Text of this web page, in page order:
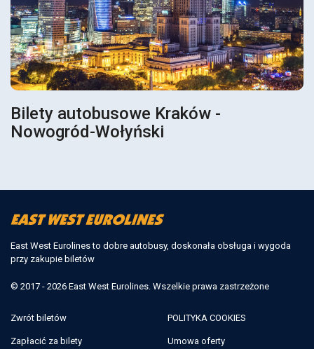
Bilety autobusowe Kraków -
Nowogród-Wołyński
East West Eurolines to dobre autobusy, doskonała obsługa i wygoda
przy zakupie biletów
© 2017 - 2026 East West Eurolines. Wszelkie prawa zastrzeżone
Zwrót biletów
Zapłacić za bilety
POLITYKA COOKIES
Umowa oferty